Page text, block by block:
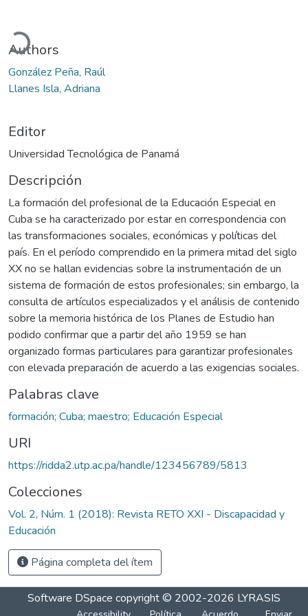
Authors
González Peña, Raúl
Llanes Isla, Adriana
Editor
Universidad Tecnológica de Panamá
Descripción
La formación del profesional de la Educación Especial en
Cuba se ha caracterizado por estar en correspondencia con
las transformaciones sociales, económicas y políticas del
país. En el período comprendido en la primera mitad del siglo
XX no se hallan evidencias sobre la instrumentación de un
sistema de formación de estos profesionales; sin embargo, la
consulta de artículos especializados y el análisis de contenido
sobre la memoria histórica de los Planes de Estudio han
podido confirmar que a partir del año 1959 se han
organizado formas particulares para garantizar profesionales
con elevada preparación de acuerdo a las exigencias sociales.
Palabras clave
formación; Cuba; maestro; Educación Especial
URI
https://ridda2.utp.ac.pa/handle/123456789/5813
Colecciones
Vol. 2, Núm. 1 (2018): Revista RETO XXI - Discapacidad y
Educación
Página completa del ítem
Software DSpace copyright © 2002-2026 LYRASIS